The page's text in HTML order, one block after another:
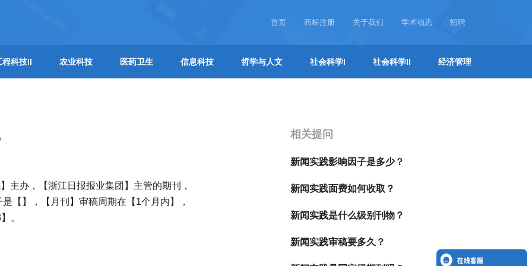
首页 商标注册 关于我们 学术动态 招聘
程科技II 农业科技 医药卫生 信息科技 哲学与人文 社会科学I 社会科学II 经济管理
主办，【浙江日报报业集团】主管的期刊，
【】，【月刊】审稿周期在【1个月内】，
。
相关提问
新闻实践影响因子是多少？
新闻实践面费如何收取？
新闻实践是什么级别刊物？
新闻实践审稿要多久？